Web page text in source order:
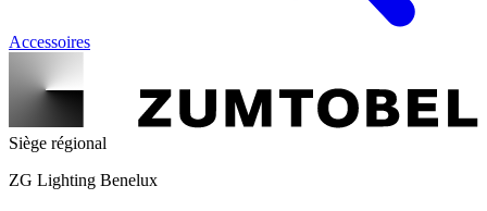
Accessoires
Siège régional
ZG Lighting Benelux